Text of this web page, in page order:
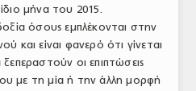
μήνα του 2015.
όσους εμπλέκονται στην
και είναι φανερό ότι γίνεται
οι επιπτώσεις
με τη μία ή την άλλη μορφή